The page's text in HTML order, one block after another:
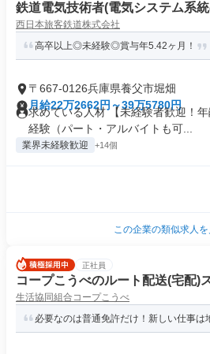
鉄道電気技術者(電気システム系
西日本旅客鉄道株式会社
高卒以上◎未経験◎賞与年5.42ヶ月！
〒667-0126兵庫県養父市堀畑
月給22万2662円～39万5780円
求めている人材 【未経験者歓迎！
経験（パート・アルバイトも可...
業界未経験歓迎 +14個
この企業の類似求人を
正社員
コープこうべのルート配送(宅配)
生活協同組合コープこうべ
必要なのは普通免許だけ！新しい仕事は